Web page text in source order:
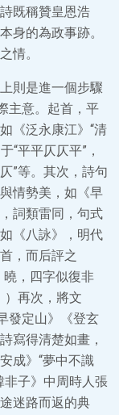
既稱贊皇恩浩
身的為政事跡。
情。
則是進一個步驟
主意。起首，平
《泛永康江》“清
“平平仄仄平”，
”等。其次，詩句
情勢美，如《早
詞類雷同，句式
《八詠》，明代
，而后評之
曉，四字似復非
）再次，將文
發定山》《登玄
寫得清楚如畫，
成》“夢中不識
非子》中周時人張
迷路而返的典